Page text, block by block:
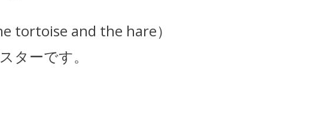
tortoise and the hare）
ターです。